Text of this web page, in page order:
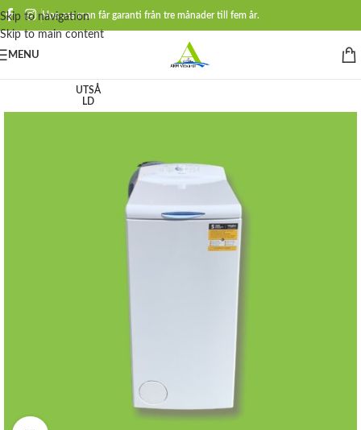
Skip to navigation
Skip to main content
Hos oss man får garanti från tre månader till fem år.
MENU
UTSÅ
LD